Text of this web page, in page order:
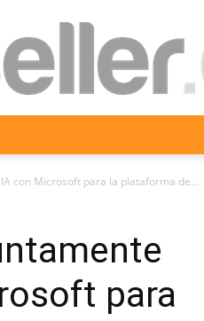
ITseller
Colombia
con Microsoft para la plataforma de...
para